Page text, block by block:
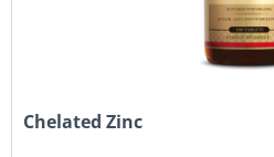
Chelated Zinc